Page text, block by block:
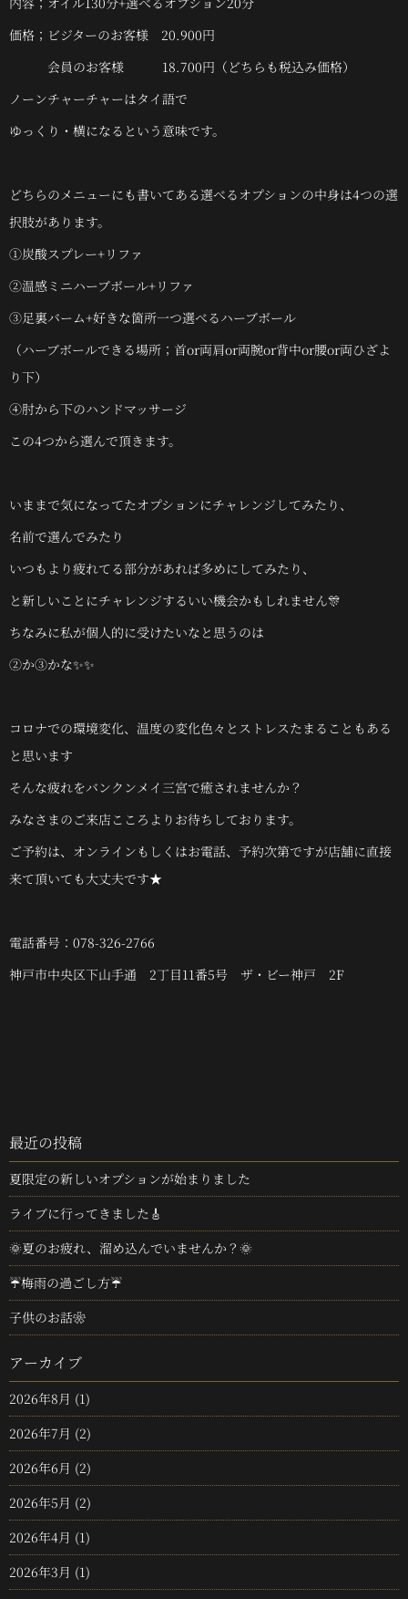
価格；ビジターのお客様 20.900円
会員のお客様 18.700円（どちらも税込み価格）
ノーンチャーチャーはタイ語で
ゆっくり・横になるという意味です。
どちらのメニューにも書いてある選べるオプションの中身は4つの選
択肢があります。
①炭酸スプレー+リファ
②温感ミニハーブボール+リファ
③足裏バーム+好きな箇所一つ選べるハーブボール
（ハーブボールできる場所；首or両肩or両腕or背中or腰or両ひざよ
り下）
④肘から下のハンドマッサージ
この4つから選んで頂きます。
いままで気になってたオプションにチャレンジしてみたり、
名前で選んでみたり
いつもより疲れてる部分があれば多めにしてみたり、
と新しいことにチャレンジするいい機会かもしれません🎊
ちなみに私が個人的に受けたいなと思うのは
②か③かな✨✨
コロナでの環境変化、温度の変化色々とストレスたまることもある
と思います
そんな疲れをバンクンメイ三宮で癒されませんか？
みなさまのご来店こころよりお待ちしております。
ご予約は、オンラインもしくはお電話、予約次第ですが店舗に直接
来て頂いても大丈夫です★
電話番号：078-326-2766
神戸市中央区下山手通 2丁目11番5号 ザ・ビー神戸 2F
最近の投稿
夏限定の新しいオプションが始まりました
ライブに行ってきました🎸
🌞夏のお疲れ、溜め込んでいませんか？🌞
☔梅雨の過ごし方☔
子供のお話❀
アーカイブ
2026年8月 (1)
2026年7月 (2)
2026年6月 (2)
2026年5月 (2)
2026年4月 (1)
2026年3月 (1)